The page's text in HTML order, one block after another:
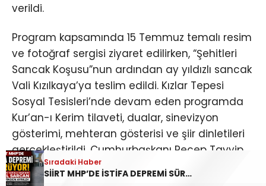
Sıradaki Haber
SİİRT’TE UYUŞTURUCU TACİRLERİNE BÜYÜK DARBE! 170 KİLOGRAM KUBAR ESRAR ELE GEÇİRİLDİ 1 ŞÜPHELİ TUTUKLANDI
verildi.
Program kapsamında 15 Temmuz temalı resim
ve fotoğraf sergisi ziyaret edilirken, “Şehitleri
Sancak Koşusu”nun ardından ay yıldızlı sancak
Vali Kızılkaya’ya teslim edildi. Kızlar Tepesi
Sosyal Tesisleri’nde devam eden programda
Kur’an-ı Kerim tilaveti, dualar, sinevizyon
gösterimi, mehteran gösterisi ve şiir dinletileri
gerçekleştirildi. Cumhurbaşkanı Recep Tayyip
Erdoğan’ın konuşması da dev ekrandan takip
edildi.
Sıradaki Haber
SİİRT MHP’DE İSTİFA DEPREMİ SÜRÜYOR: İL DİSİPLİN KURULU BAŞKANI HALİL SARCAN GÖREVİNDEN AYRILDI